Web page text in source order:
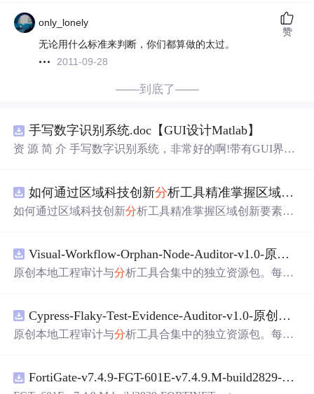
only_lonely
无论用什么标准来判断，你们都算做的太过。
2011-09-28
赞
——到底了——
手写数字识别系统.doc【GUI设计Matlab】
资 源 简 介 手写数字识别系统，非常好的啊!带有GUI界
带有直观的图形用户界面（GUI），非常容易使用。你只
需要将手写数字输入系统，它将立即给出准确的识别结
是一个非常方便和实用的工具，你一定会喜欢它的！
如何通过区域科技创新分析工具精准掌握区域创新要素
如何通过区域科技创新分析工具精准掌握区域创新要素分
Visual-Workflow-Orphan-Node-Auditor-v1.0-原创源码与文档.zip
原创本地工程审计与分析工具合集中的独立资源包。每个
README、运行说明、功能清单、MIT License及原创与授
权声明。解压后进入project目录，执行npm test验证算法，
目源码、Logo、官方截图、论文、生产日志或其他受限素
材。适合前端开发、AI应用工程、测试审计和课程实践。
Cypress-Flaky-Test-Evidence-Auditor-v1.0-原创源码与文档.zip
原创本地工程审计与分析工具合集中的独立资源包。每个
README、运行说明、功能清单、MIT License及原创与授
FortiGate-v7.4.9-FGT-601E-v7.4.9.M-build2829-FORTINET.out